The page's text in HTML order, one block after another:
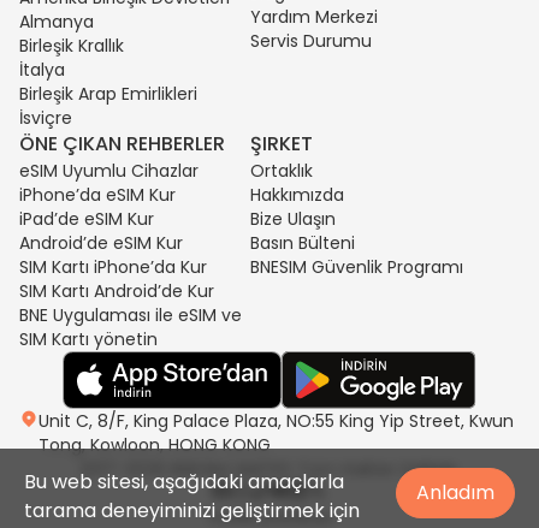
Almanya
Birleşik Krallık
İtalya
Birleşik Arap Emirlikleri
İsviçre
Yardım Merkezi
Servis Durumu
ÖNE ÇIKAN REHBERLER
eSIM Uyumlu Cihazlar
iPhone’da eSIM Kur
iPad’de eSIM Kur
Android’de eSIM Kur
SIM Kartı iPhone’da Kur
SIM Kartı Android’de Kur
BNE Uygulaması ile eSIM ve
SIM Kartı yönetin
ŞIRKET
Ortaklık
Hakkımızda
Bize Ulaşın
Basın Bülteni
BNESIM Güvenlik Programı
Unit C, 8/F, King Palace Plaza, NO:55 King Yip Street, Kwun
Tong, Kowloon, HONG KONG
2017-2026 BNESIM LIMITED Tüm Hakları Saklıdır.
Gizlilik politikası
Bu web sitesi, aşağıdaki amaçlarla
tarama deneyiminizi geliştirmek için
Anladım